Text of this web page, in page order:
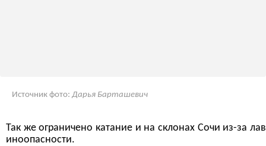
Источник фото: Дарья Барташевич
Так же ограничено катание и на склонах Сочи из-за лав
иноопасности.